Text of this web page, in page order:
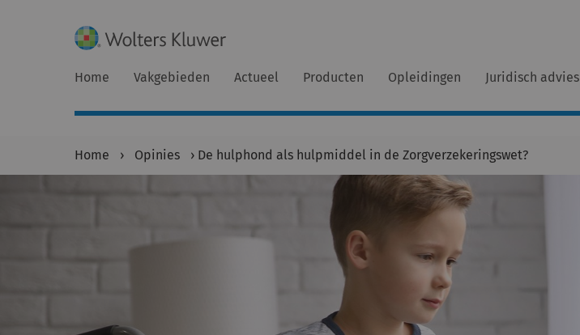
Home Vakgebieden Actueel Producten Opleidingen Juridisch advies
Home › Opinies › De hulphond als hulpmiddel in de Zorgverzekeringswet?